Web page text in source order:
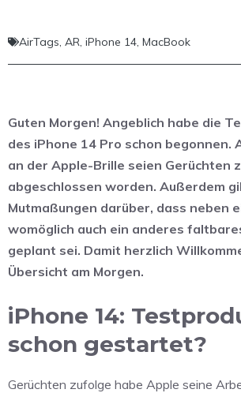
AirTags, AR, iPhone 14, MacBook
Guten Morgen! Angeblich habe die
des iPhone 14 Pro schon begonnen.
an der Apple-Brille seien Gerüchten
abgeschlossen worden. Außerdem
Mutmaßungen darüber, dass neben
womöglich auch ein anderes
geplant sei. Damit herzlich
Übersicht am Morgen.
iPhone 14:
schon gestartet?
Gerüchten zufolge habe Apple seine